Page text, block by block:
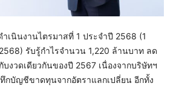
ำเนินงานไตรมาสที่ 1 ประจำปี 2568 (1
รับรู้กำไรจำนวน 1,220 ล้านบาท ลด
บงวดเดียวกันของปี 2567 เนื่องจากบริษัทฯ
กบัญชีขาดทุนจากอัตราแลกเปลี่ยน อีกทั้ง